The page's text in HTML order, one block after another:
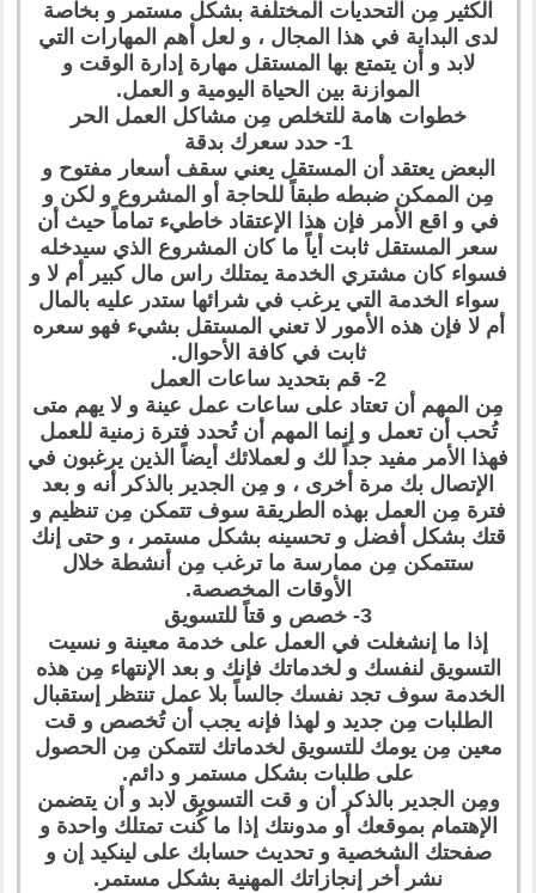
الكثير مِن التحديات المختلفة بشكل مستمر و بخاصة
لدى البداية في هذا المجال ، و لعل أهم المهارات التي
لابد و أن يتمتع بها المستقل مهارة إدارة الوقت و
الموازنة بين الحياة اليومية و العمل.
خطوات هامة للتخلص مِن مشاكل العمل الحر
1- حدد سعرك بدقة
البعض يعتقد أن المستقل يعني سقف أسعار مفتوح و
مِن الممكن ضبطه طبقاً للحاجة أو المشروع و لكن و
في و اقع الأمر فإن هذا الإعتقاد خاطيء تماماً حيث أن
سعر المستقل ثابت أياً ما كان المشروع الذي سيدخله
فسواء كان مشتري الخدمة يمتلك راس مال كبير أم لا و
سواء الخدمة التي يرغب في شرائها ستدر عليه بالمال
أم لا فإن هذه الأمور لا تعني المستقل بشيء فهو سعره
ثابت في كافة الأحوال.
2- قم بتحديد ساعات العمل
مِن المهم أن تعتاد على ساعات عمل عينة و لا يهم متى
تُحب أن تعمل و إنما المهم أن تُحدد فترة زمنية للعمل
فهذا الأمر مفيد جداً لك و لعملائك أيضاً الذين يرغبون في
الإتصال بك مرة أخرى ، و مِن الجدير بالذكر أنه و بعد
فترة مِن العمل بهذه الطريقة سوف تتمكن مِن تنظيم و
قتك بشكل أفضل و تحسينه بشكل مستمر ، و حتى إنك
ستتمكن مِن ممارسة ما ترغب مِن أنشطة خلال
الأوقات المخصصة.
3- خصص و قتاً للتسويق
إذا ما إنشغلت في العمل على خدمة معينة و نسيت
التسويق لنفسك و لخدماتك فإنك و بعد الإنتهاء مِن هذه
الخدمة سوف تجد نفسك جالساً بلا عمل تنتظر إستقبال
الطلبات مِن جديد و لهذا فإنه يجب أن تُخصص و قت
معين مِن يومك للتسويق لخدماتك لتتمكن مِن الحصول
على طلبات بشكل مستمر و دائم.
ومِن الجدير بالذكر أن و قت التسويق لابد و أن يتضمن
الإهتمام بموقعك أو مدونتك إذا ما كُنت تمتلك واحدة و
صفحتك الشخصية و تحديث حسابك على لينكيد إن و
نشر أخر إنجازاتك المهنية بشكل مستمر.